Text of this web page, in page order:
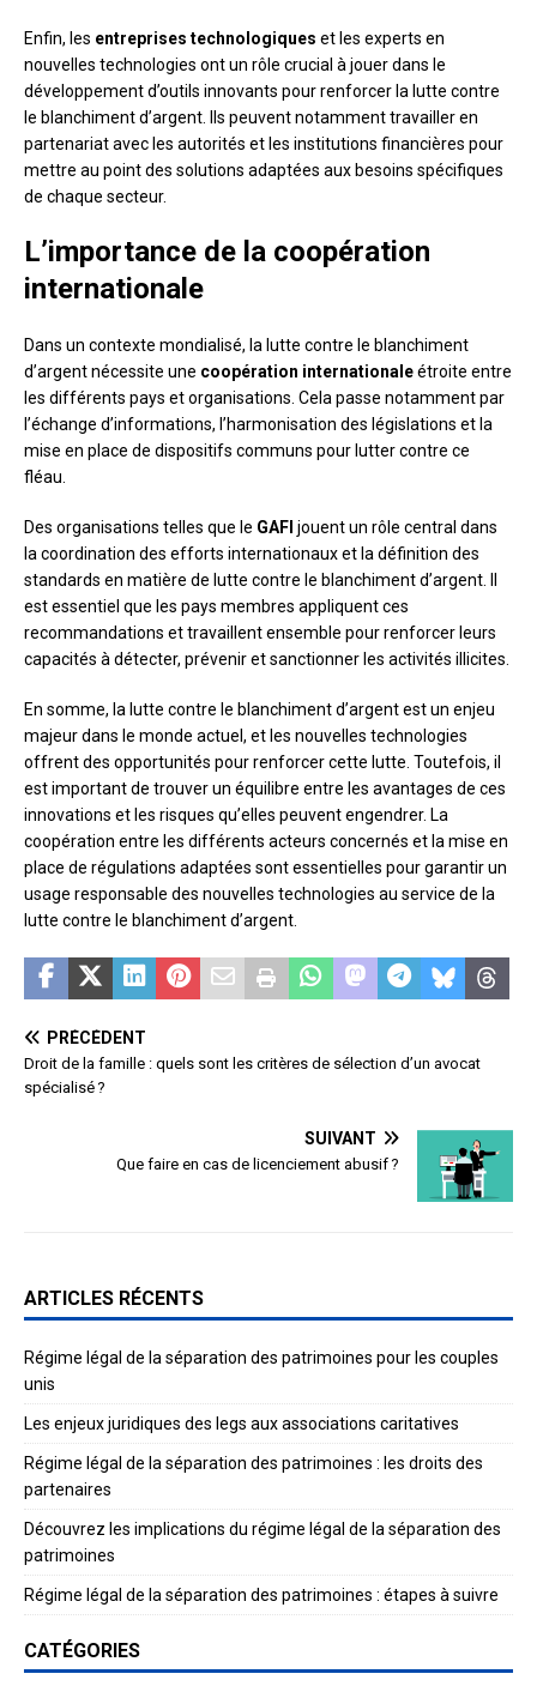
Enfin, les entreprises technologiques et les experts en
nouvelles technologies ont un rôle crucial à jouer dans le
développement d’outils innovants pour renforcer la lutte contre
le blanchiment d’argent. Ils peuvent notamment travailler en
partenariat avec les autorités et les institutions financières pour
mettre au point des solutions adaptées aux besoins spécifiques
de chaque secteur.
L’importance de la coopération
internationale
Dans un contexte mondialisé, la lutte contre le blanchiment
d’argent nécessite une coopération internationaleétroite entre
les différents pays et organisations. Cela passe notamment par
l’échange d’informations, l’harmonisation des législations et la
mise en place de dispositifs communs pour lutter contre ce
fléau.
Des organisations telles que le GAFI jouent un rôle central dans
la coordination des efforts internationaux et la définition des
standards en matière de lutte contre le blanchiment d’argent. Il
est essentiel que les pays membres appliquent ces
recommandations et travaillent ensemble pour renforcer leurs
capacités à détecter, prévenir et sanctionner les activités illicites.
En somme, la lutte contre le blanchiment d’argent est un enjeu
majeur dans le monde actuel, et les nouvelles technologies
offrent des opportunités pour renforcer cette lutte. Toutefois, il
est important de trouver un équilibre entre les avantages de ces
innovations et les risques qu’elles peuvent engendrer. La
coopération entre les différents acteurs concernés et la mise en
place de régulations adaptées sont essentielles pour garantir un
usage responsable des nouvelles technologies au service de la
lutte contre le blanchiment d’argent.
PRÉCÉDENT
Droit de la famille : quels sont les critères de sélection d’un avocat
spécialisé ?
SUIVANT
Que faire en cas de licenciement abusif ?
ARTICLES RÉCENTS
Régime légal de la séparation des patrimoines pour les couples
unis
Les enjeux juridiques des legs aux associations caritatives
Régime légal de la séparation des patrimoines : les droits des
partenaires
Découvrez les implications du régime légal de la séparation des
patrimoines
Régime légal de la séparation des patrimoines : étapes à suivre
CATÉGORIES